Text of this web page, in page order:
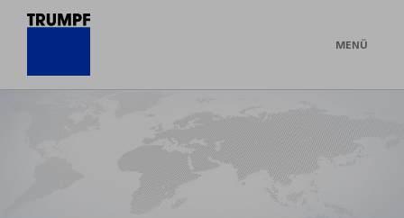
MENÜ